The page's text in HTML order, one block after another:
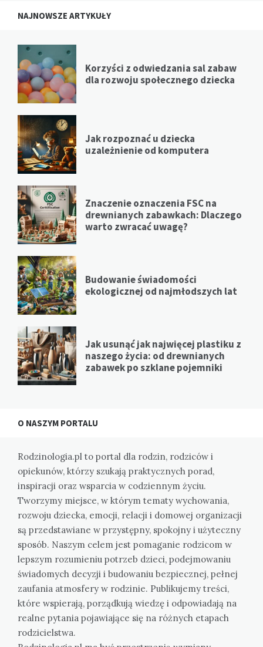
NAJNOWSZE ARTYKUŁY
Korzyści z odwiedzania sal zabaw
dla rozwoju społecznego dziecka
Jak rozpoznać u dziecka
uzależnienie od komputera
Znaczenie oznaczenia FSC na
drewnianych zabawkach: Dlaczego
warto zwracać uwagę?
Budowanie świadomości
ekologicznej od najmłodszych lat
Jak usunąć jak najwięcej plastiku z
naszego życia: od drewnianych
zabawek po szklane pojemniki
O NASZYM PORTALU
Rodzinologia.pl to portal dla rodzin, rodziców i
opiekunów, którzy szukają praktycznych porad,
inspiracji oraz wsparcia w codziennym życiu.
Tworzymy miejsce, w którym tematy wychowania,
rozwoju dziecka, emocji, relacji i domowej organizacji
są przedstawiane w przystępny, spokojny i użyteczny
sposób. Naszym celem jest pomaganie rodzicom w
lepszym rozumieniu potrzeb dzieci, podejmowaniu
świadomych decyzji i budowaniu bezpiecznej, pełnej
zaufania atmosfery w rodzinie. Publikujemy treści,
które wspierają, porządkują wiedzę i odpowiadają na
realne pytania pojawiające się na różnych etapach
rodzicielstwa.